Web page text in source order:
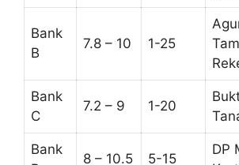
Bank
B
7.8 – 10 1-25
Bank
C
7.2 – 9 1-20
Bank
8 – 10.5 5-15
DP